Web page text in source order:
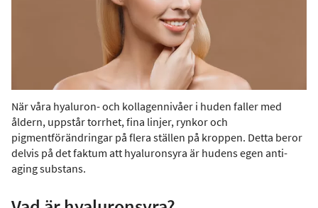
När våra hyaluron- och kollagennivåer i huden faller med
åldern, uppstår torrhet, fina linjer, rynkor och
pigmentförändringar på flera ställen på kroppen. Detta beror
delvis på det faktum att hyaluronsyra är hudens egen anti-
aging substans.